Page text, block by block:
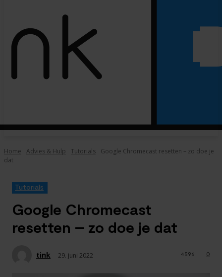
Home Advies & Hulp Tutorials
Google Chromecast resetten – zo doe je
dat
Tutorials
Google Chromecast
resetten – zo doe je dat
tink 29. juni 2022 0
4596